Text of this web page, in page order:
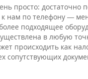
просто:
нам по телефону —
подходящее
в любую
происходить как
сопутствующих